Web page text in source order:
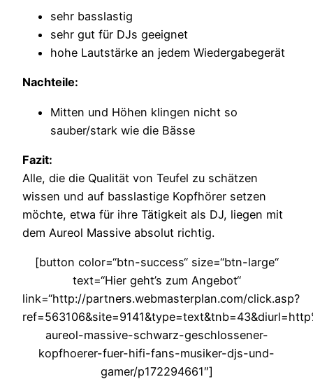
sehr basslastig
sehr gut für DJs geeignet
hohe Lautstärke an jedem Wiedergabegerät
Nachteile:
Mitten und Höhen klingen nicht so
sauber/stark wie die Bässe
Fazit:
Alle, die die Qualität von Teufel zu schätzen
wissen und auf basslastige Kopfhörer setzen
möchte, etwa für ihre Tätigkeit als DJ, liegen mit
dem Aureol Massive absolut richtig.
[button color=“btn-success“ size=“btn-large“
text=“Hier geht’s zum Angebot“
link=“http://partners.webmasterplan.com/click.asp?
aureol-massive-schwarz-geschlossener-
kopfhoerer-fuer-hifi-fans-musiker-djs-und-
gamer/p172294661″]